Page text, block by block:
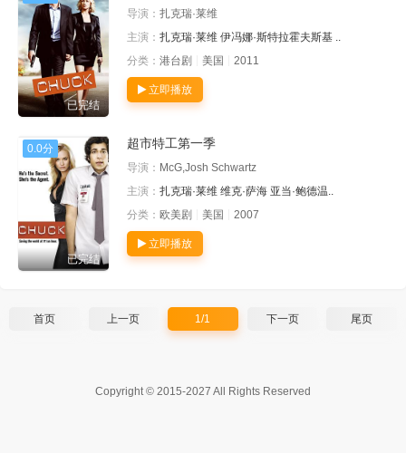
已完结
导演： 扎克瑞·莱维
主演： 扎克瑞·莱维 伊冯娜·斯特拉霍夫斯基 ..
分类： 港台剧 美国 2011
立即播放
0.0分
已完结
超市特工第一季
导演： McG,Josh Schwartz
主演： 扎克瑞·莱维 维克·萨海 亚当·鲍德温..
分类： 欧美剧 美国 2007
立即播放
首页 上一页 1/1 下一页 尾页
Copyright © 2015-2027 All Rights Reserved